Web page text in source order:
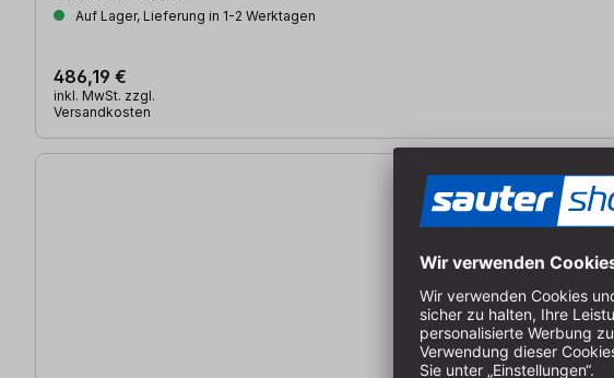
Auf Lager, Lieferung in 1-2 Werktagen
486,19 €
inkl. MwSt. zzgl.
Versandkosten